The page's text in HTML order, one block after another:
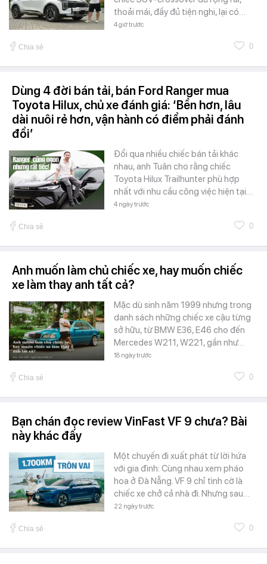
thoải mái, đầy đủ tiện nghi, lại có…
4 giờ trước
Chia sẻ 0
Dùng 4 đời bán tải, bán Ford Ranger mua
Toyota Hilux, chủ xe đánh giá: ‘Bền hơn, lâu
dài nuôi rẻ hơn, vận hành có điểm phải đánh
đổi’
Đổi qua nhiều chiếc bán tải khác
nhau, anh Tuân cho rằng chiếc
Toyota Hilux Trailhunter phù hợp
nhất với nhu cầu công việc hiện tại…
4 ngày trước
Chia sẻ 0
Anh muốn làm chủ chiếc xe, hay muốn chiếc
xe làm thay anh tất cả?
Mặc dù sinh năm 1999 nhưng trong
danh sách những chiếc xe cậu từng
sở hữu, từ BMW E36, E46 cho đến
Mercedes W211, W221, gần như…
18 ngày trước
Chia sẻ 0
Bạn chán đọc review VinFast VF 9 chưa? Bài
này khác đấy
Một chuyến đi xuất phát từ lời hứa
với gia đình: Cùng nhau xem pháo
hoa ở Đà Nẵng. VF 9 chỉ tình cờ là
chiếc xe chở cả nhà đi. Nhưng sau…
22 ngày trước
Chia sẻ 0